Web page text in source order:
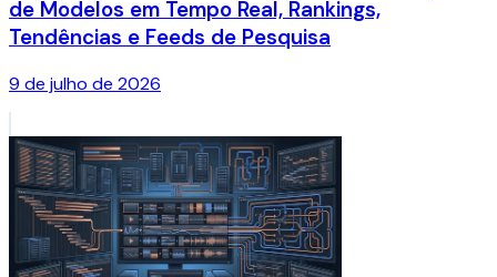
de Modelos em Tempo Real, Rankings,
Tendências e Feeds de Pesquisa
9 de julho de 2026